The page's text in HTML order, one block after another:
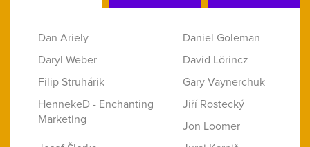
Dan Ariely
Daniel Goleman
Daryl Weber
David Lörincz
Filip Struhárik
Gary Vaynerchuk
HennekeD - Enchanting
Marketing
Jiří Rostecký
Jon Loomer